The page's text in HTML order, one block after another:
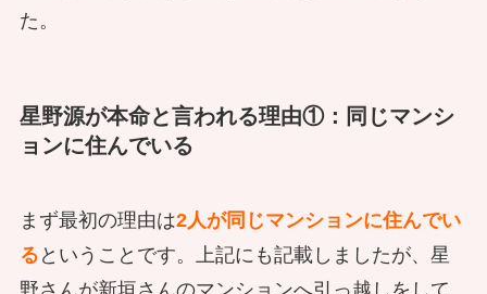
た。
星野源が本命と言われる理由①：同じマンシ
ョンに住んでいる
まず最初の理由は2人が同じマンションに住んでい
る ということです。上記にも記載しましたが、星